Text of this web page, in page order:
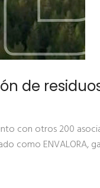
de
con otros 200
como ENVALORA,